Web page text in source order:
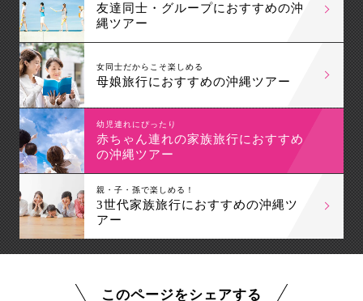
友達同士・グループにおすすめの沖
縄ツアー
女同士だからこそ楽しめる
母娘旅行におすすめの沖縄ツアー
幼児連れにぴったり
赤ちゃん連れの家族旅行におすすめ
の沖縄ツアー
親・子・孫で楽しめる！
3世代家族旅行におすすめの沖縄ツ
アー
このページをシェアする